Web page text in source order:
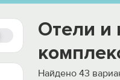
Отели и
Найдено 43